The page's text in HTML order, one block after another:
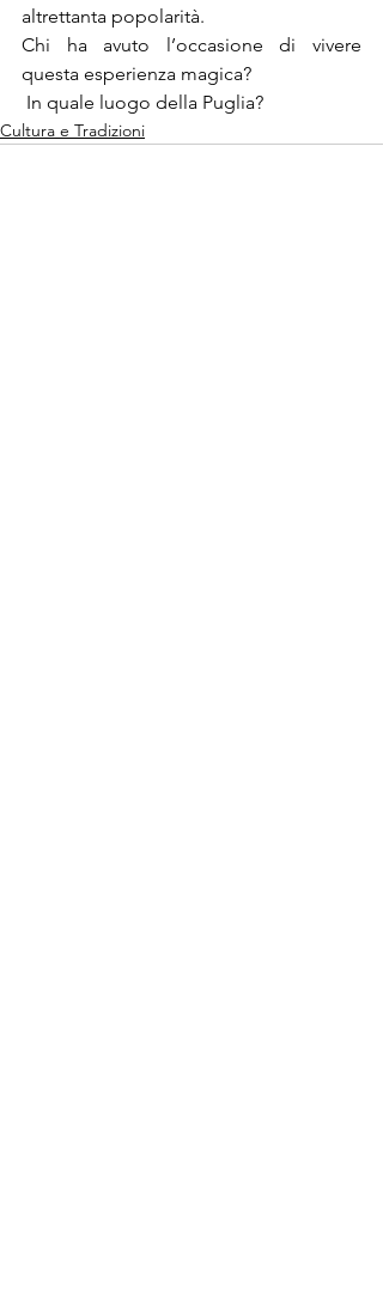
altrettanta popolarità.
Chi ha avuto l’occasione di vivere
questa esperienza magica?
In quale luogo della Puglia?
Cultura e Tradizioni